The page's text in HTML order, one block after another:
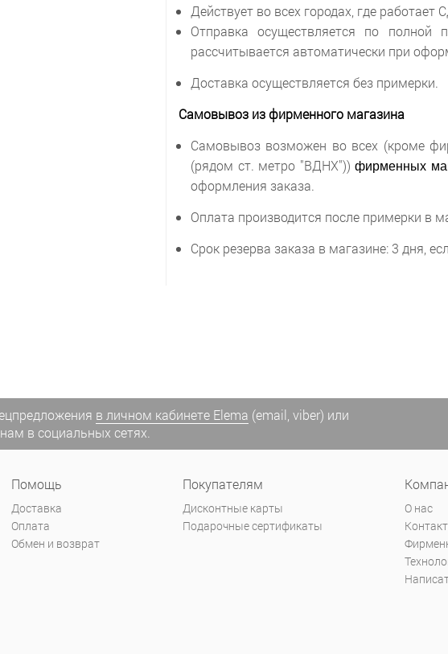
Действует во всех городах, где работает
Отправка осуществляется по полной
рассчитывается автоматически при
Доставка осуществляется без примерки.
Самовывоз из фирменного магазина
Самовывоз возможен во всех (кроме
(рядом ст. метро "ВДНХ"))фирменных
оформления заказа.
Оплата производится после примерки в
Срок резерва заказа в магазине: 3 дня,
в личном кабинете Elema (email, viber) или
в социальных сетях.
Помощь
Доставка
Оплата
Обмен и возврат
Покупателям
Дисконтные карты
Подарочные сертификаты
О нас